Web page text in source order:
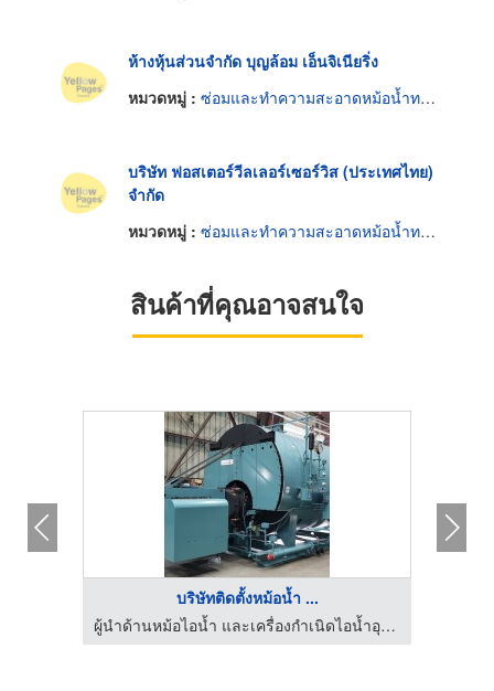
ห้างหุ้นส่วนจำกัด บุญล้อม เอ็นจิเนียริ่ง
หมวดหมู่ : ซ่อมและทำความสะอาดหม้อน้ำทางอุตสาหกรรม
บริษัท ฟอสเตอร์วีลเลอร์เซอร์วิส (ประเทศไทย)
จำกัด
หมวดหมู่ : ซ่อมและทำความสะอาดหม้อน้ำทางอุตสาหกรรม
สินค้าที่คุณอาจสนใจ
บริษัทติดตั้งหม้อน้ำ ...
ผู้นำด้านหม้อไอน้ำ และเครื่องกำเนิดไอน้ำอุตสาหกรรม